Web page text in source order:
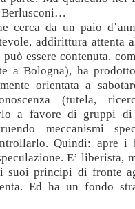
Berlusconi…
cerca da un paio
addirittura attenta
essere contenuta,
a Bologna), ha
orientata a
(tutela,
a favore di gruppi
meccanismi
Quindi: apre i
E’ liberista,
suoi principi di fronte
Ed ha un fondo